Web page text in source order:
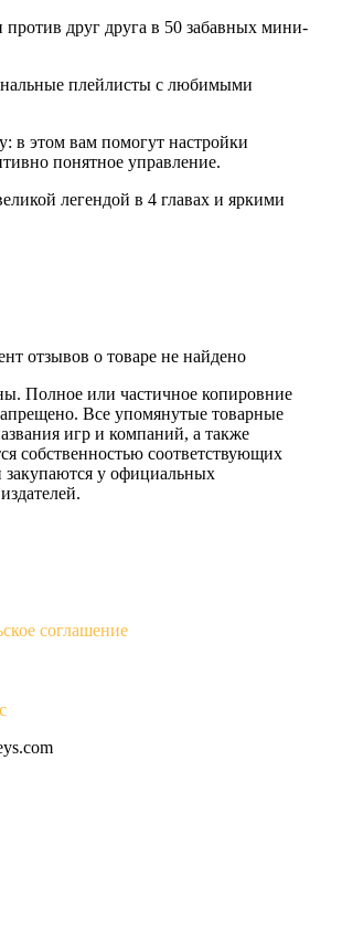
друг друга в 50 забавных мини-
плейлисты с любимыми
в этом вам помогут настройки
понятное управление.
легендой в 4 главах и яркими
отзывов о товаре не найдено
Полное или частичное копировние
Все упомянутые товарные
игр и компаний, а также
собственностью соответствующих
у официальных
соглашение